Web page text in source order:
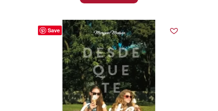
Save